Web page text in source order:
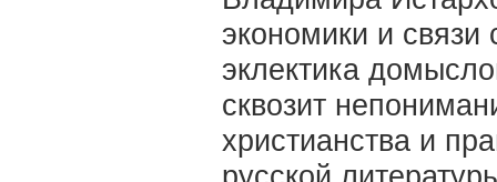
экономики и связи
эклектика
сквозит
христианства и